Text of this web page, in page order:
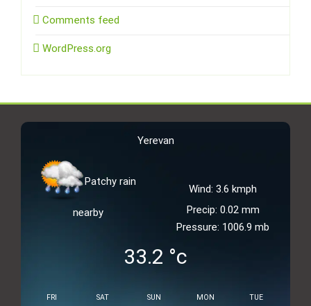
Comments feed
WordPress.org
Yerevan
Patchy rain
nearby
Wind: 3.6 kmph
Precip: 0.02 mm
Pressure: 1006.9 mb
33.2 °c
FRI SAT SUN MON TUE